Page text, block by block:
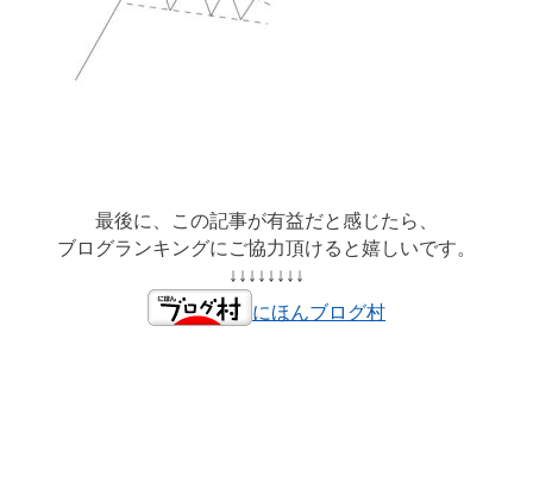
最後に、この記事が有益だと感じたら、
ブログランキングにご協力頂けると嬉しいです。
↓↓↓↓↓↓↓↓
にほんブログ村